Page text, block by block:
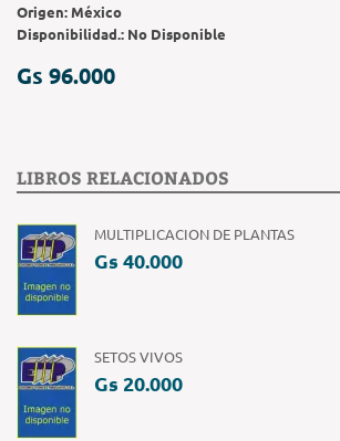
Origen:México
Disponibilidad.: No Disponible
Gs 96.000
LIBROS RELACIONADOS
MULTIPLICACION DE PLANTAS
Gs 40.000
SETOS VIVOS
Gs 20.000